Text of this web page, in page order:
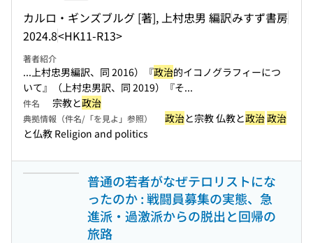
カルロ・ギンズブルグ [著], 上村忠男 編訳みすず書房
2024.8<HK11-R13>
著者紹介
...上村忠男編訳、同 2016）『政治的イコノグラフィーにつ
いて』（上村忠男訳、同 2019）『そ...
件名 宗教と政治
典拠情報（件名/「を見よ」参照） 政治と宗教 仏教と政治政治
と仏教 Religion and politics
普通の若者がなぜテロリストにな
ったのか : 戦闘員募集の実態、急
進派・過激派からの脱出と回帰の
旅路